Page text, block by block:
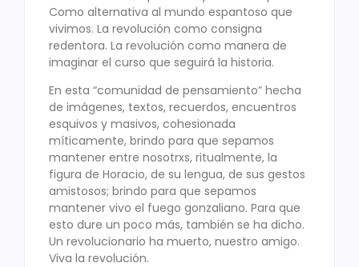
Como alternativa al mundo espantoso que
vivimos. La revolución como consigna
redentora. La revolución como manera de
imaginar el curso que seguirá la historia.
En esta “comunidad de pensamiento” hecha
de imágenes, textos, recuerdos, encuentros
esquivos y masivos, cohesionada
míticamente, brindo para que sepamos
mantener entre nosotrxs, ritualmente, la
figura de Horacio, de su lengua, de sus gestos
amistosos; brindo para que sepamos
mantener vivo el fuego gonzaliano. Para que
esto dure un poco más, también se ha dicho.
Un revolucionario ha muerto, nuestro amigo.
Viva la revolución.